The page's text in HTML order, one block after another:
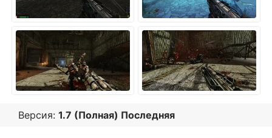
Версия: 1.7 (Полная) Последняя